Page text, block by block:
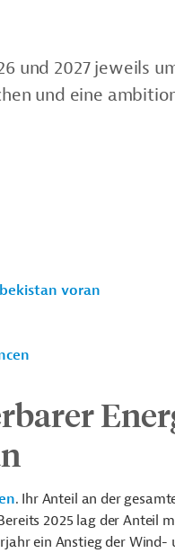
und 2027 jeweils
und eine
voran
. Ihr Anteil an der
2025 lag der Anteil
ein Anstieg der Wind-